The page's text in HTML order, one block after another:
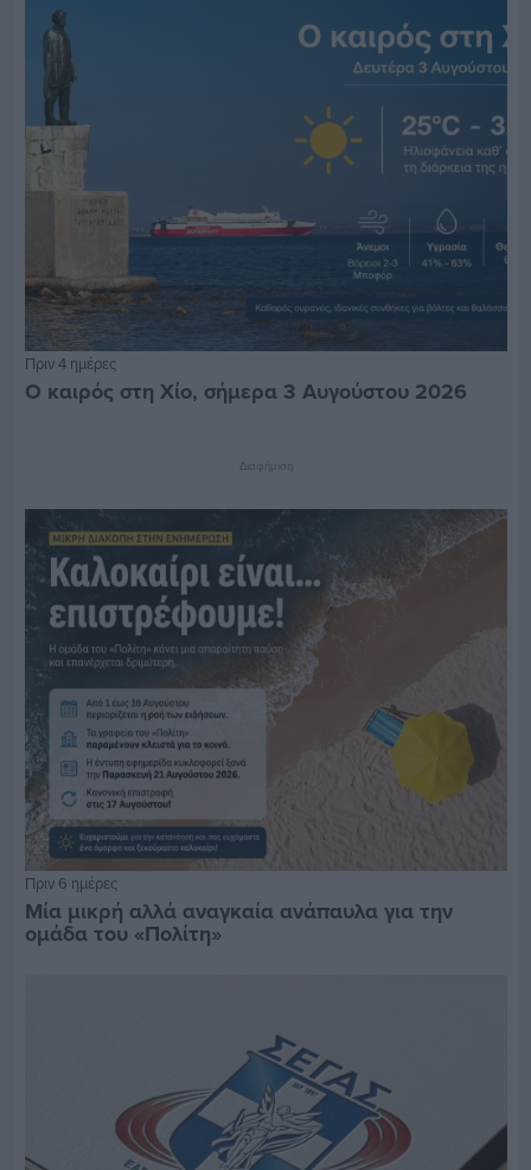
Πριν 4 ημέρες
Ο καιρός στη Χίο, σήμερα 3 Αυγούστου 2026
Διαφήμιση
Πριν 6 ημέρες
Μία μικρή αλλά αναγκαία ανάπαυλα για την
ομάδα του «Πολίτη»